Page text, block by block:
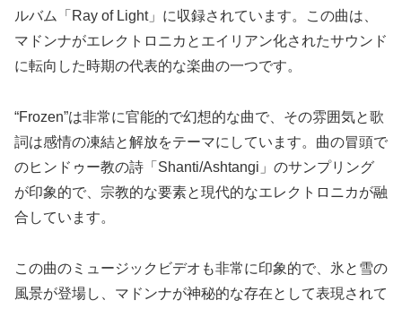
ルバム「Ray of Light」に収録されています。この曲は、
マドンナがエレクトロニカとエイリアン化されたサウンド
に転向した時期の代表的な楽曲の一つです。
“Frozen”は非常に官能的で幻想的な曲で、その雰囲気と歌
詞は感情の凍結と解放をテーマにしています。曲の冒頭で
のヒンドゥー教の詩「Shanti/Ashtangi」のサンプリング
が印象的で、宗教的な要素と現代的なエレクトロニカが融
合しています。
この曲のミュージックビデオも非常に印象的で、氷と雪の
風景が登場し、マドンナが神秘的な存在として表現されて